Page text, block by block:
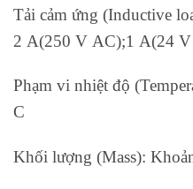
Tải cảm ứng (Inductive
2 A(250 V AC);1 A(24
Phạm vi nhiệt độ
C
Khối lượng (Mass):